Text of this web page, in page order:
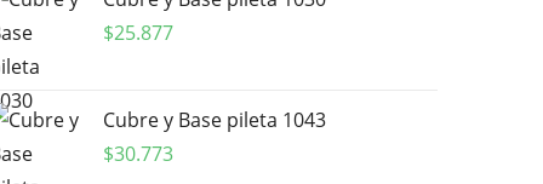
$25.877
Cubre y Base pileta 1043
$30.773